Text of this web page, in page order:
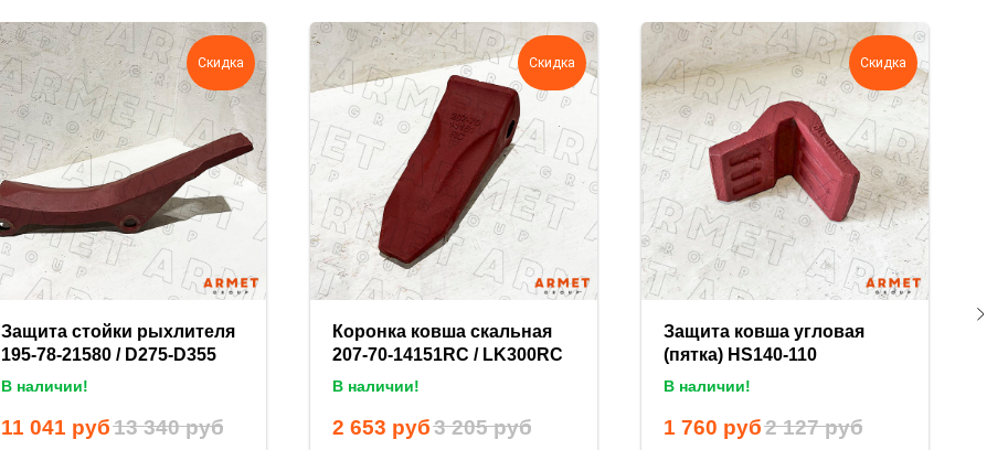
Скидка
Защита стойки рыхлителя
195-78-21580 / D275-D355
В наличии!
11 041 руб13 340 руб
Скидка
Коронка ковша скальная
207-70-14151RC / LK300RC
В наличии!
2 653 руб3 205 руб
Скидка
Защита ковша угловая
(пятка) HS140-110
В наличии!
1 760 руб2 127 руб